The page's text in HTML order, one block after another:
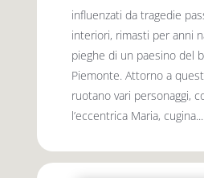
influenzati da tragedie
interiori, rimasti per anni
pieghe di un paesino del
Piemonte. Attorno a
ruotano vari personaggi,
l’eccentrica Maria, cugina...